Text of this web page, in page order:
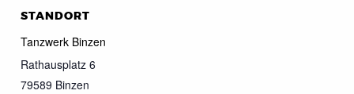
STANDORT
Tanzwerk Binzen
Rathausplatz 6
79589 Binzen